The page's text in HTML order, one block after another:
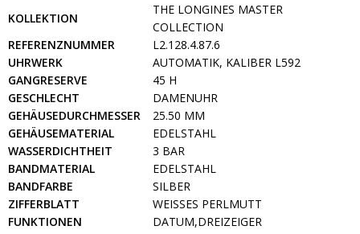
KOLLEKTION
THE LONGINES MASTER
COLLECTION
REFERENZNUMMER
L2.128.4.87.6
UHRWERK
AUTOMATIK, KALIBER L592
GANGRESERVE
45 H
GESCHLECHT
DAMENUHR
GEHÄUSEDURCHMESSER
25.50 MM
GEHÄUSEMATERIAL
EDELSTAHL
WASSERDICHTHEIT
3 BAR
BANDMATERIAL
EDELSTAHL
BANDFARBE
SILBER
ZIFFERBLATT
WEISSES PERLMUTT
FUNKTIONEN
DATUM,DREIZEIGER